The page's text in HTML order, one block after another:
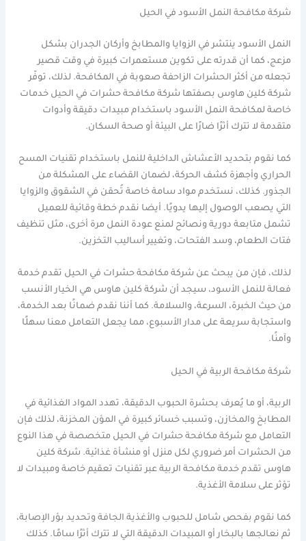
شركة مكافحة النمل الأسود في الحيل
النمل الأسود ينتشر في الزوايا والمطابخ وأركان الجدران بشكل
مزعج، كما أن قدرته على تكوين مستعمرات كبيرة في وقت قصير
تجعله من أكثر الحشرات الزاحفة صعوبة في المكافحة. لذلك، توفّر
شركة كلين هاوس بصفتها شركة مكافحة حشرات في الحيل خدمات
خاصة لمكافحة النمل الأسود باستخدام مبيدات دقيقة وأدوات
متقدمة لا تترك أثرًا ضارًا على البيئة أو صحة السكان.
كما نقوم بتحديد الأعشاش الداخلية للنمل باستخدام تقنيات المسح
الحراري وأجهزة كشف الحركة، لضمان القضاء على المشكلة من
الجذور. كذلك، نستخدم مواد سامة خاصة تُحقن في الشقوق والزوايا
التي يصعب الوصول إليها يدويًا. أيضا نقدم خطة وقائية للعميل
تشمل متابعة دورية ونصائح لمنع عودة النمل مرة أخرى، مثل تنظيف
فتات الطعام، وسد الفتحات، وتغيير أساليب التخزين.
لذلك، فإن من يبحث عن شركة مكافحة حشرات في الحيل تقدم خدمة
فعالة للنمل الأسود، سيجد أن شركة كلين هاوس هي الخيار الأنسب
من حيث الخبرة، السرعة، والسلامة. كما أننا نقدم ضمانًا بعد الخدمة،
واستجابة سريعة على مدار الأسبوع، مما يجعل التعامل معنا سهلًا
وآمنًا.
شركة مكافحة الربية في الحيل
الربية، أو ما يُعرف بحشرة الحبوب الدقيقة، تهدد المواد الغذائية في
المطابخ والمخازن، وتسبب خسائر كبيرة في المؤن المخزنة، لذلك فإن
التعامل مع شركة مكافحة حشرات في الحيل متخصصة في هذا النوع
من الحشرات أمر ضروري لكل منزل أو منشأة غذائية. شركة كلين
هاوس تقدم خدمة مكافحة الربية عبر تقنيات تعقيم خاصة ومبيدات لا
تؤثر على سلامة الأغذية.
كما نقوم بفحص شامل للحبوب والأغذية الجافة وتحديد بؤر الإصابة،
ثم نعالجها بالبخار أو المبيدات الدقيقة التي لا تترك أثرًا سامًا. كذلك